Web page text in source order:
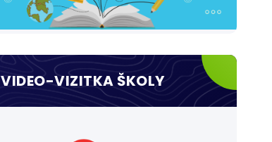
VIDEO-VIZITKA ŠKOLY